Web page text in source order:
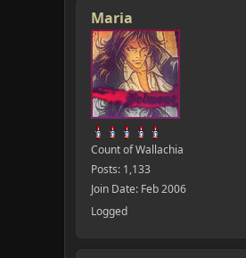
Maria
Count of Wallachia
Posts: 1,133
Join Date: Feb 2006
Logged